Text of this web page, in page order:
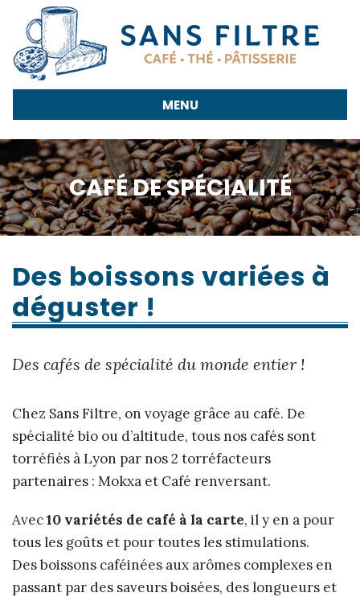
&
infusion
bio
Pâtisserie
Notre
actu
📥
Contact
MENU
CAFÉ DE SPÉCIALITÉ
Des boissons variées à
déguster !
Des cafés de spécialité du monde entier !
Chez Sans Filtre, on voyage grâce au café. De
spécialité bio ou d’altitude, tous nos cafés sont
torréfiés à Lyon par nos 2 torréfacteurs
partenaires : Mokxa et Café renversant.
Avec10 variétés de café à la carte, il y en a pour
tous les goûts et pour toutes les stimulations.
Des boissons caféinées aux arômes complexes en
passant par des saveurs boisées, des longueurs et